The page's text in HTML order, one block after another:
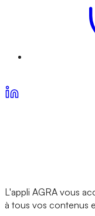
L'appli AGRA vous
à tous vos contenus